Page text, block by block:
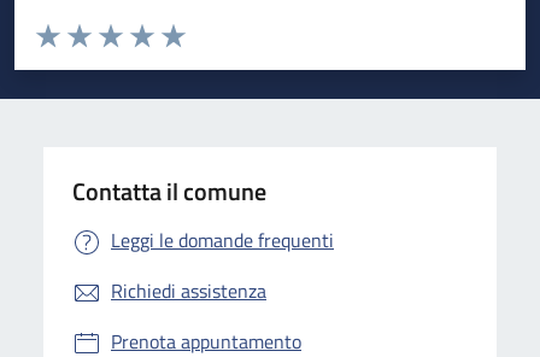
Valuta da 1 a 5 stelle la pagina
Valuta 5 stelle su 5
Valuta 4 stelle su 5
Valuta 3 stelle su 5
Valuta 2 stelle su 5
Valuta 1 stelle su 5
Contatta il comune
Leggi le domande frequenti
Richiedi assistenza
Prenota appuntamento